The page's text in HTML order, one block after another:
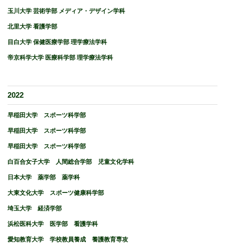
玉川大学 芸術学部 メディア・デザイン学科
北里大学 看護学部
目白大学 保健医療学部 理学療法学科
帝京科学大学 医療科学部 理学療法学科
2022
早稲田大学 スポーツ科学部
早稲田大学 スポーツ科学部
早稲田大学 スポーツ科学部
白百合女子大学 人間総合学部 児童文化学科
日本大学 薬学部 薬学科
大東文化大学 スポーツ健康科学部
埼玉大学 経済学部
浜松医科大学 医学部 看護学科
愛知教育大学 学校教員養成 養護教育専攻